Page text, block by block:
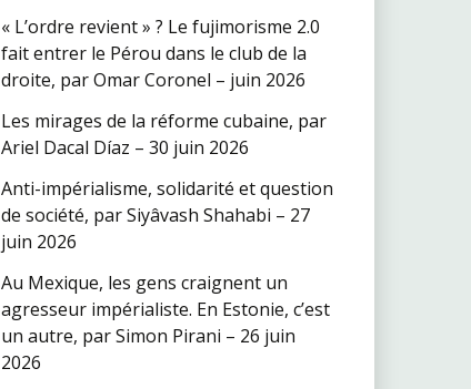
« L’ordre revient » ? Le fujimorisme 2.0
fait entrer le Pérou dans le club de la
droite, par Omar Coronel – juin 2026
Les mirages de la réforme cubaine, par
Ariel Dacal Díaz – 30 juin 2026
Anti-impérialisme, solidarité et question
de société, par Siyâvash Shahabi – 27
juin 2026
Au Mexique, les gens craignent un
agresseur impérialiste. En Estonie, c’est
un autre, par Simon Pirani – 26 juin
2026